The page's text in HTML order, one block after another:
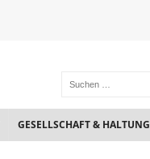
GESELLSCHAFT & HALTUNG